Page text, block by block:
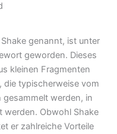
genannt, ist unter
geworden. Dieses
kleinen Fragmenten
typischerweise vom
gesammelt werden, in
werden. Obwohl Shake
er zahlreiche Vorteile